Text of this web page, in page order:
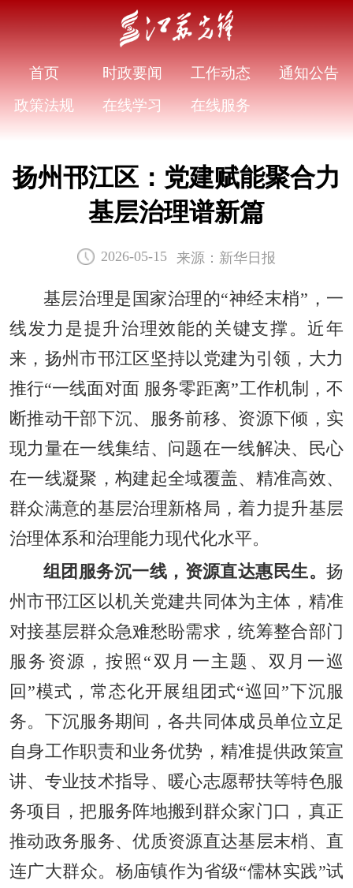
首页 时政要闻 工作动态
通知公告
政策法规
在线学习 在线服务
扬州邗江区：党建赋能聚合力
基层治理谱新篇
2026-05-15 来源：新华日报
基层治理是国家治理的“神经末梢”，一
线发力是提升治理效能的关键支撑。近年
来，扬州市邗江区坚持以党建为引领，大力
推行“一线面对面 服务零距离”工作机制，不
断推动干部下沉、服务前移、资源下倾，实
现力量在一线集结、问题在一线解决、民心
在一线凝聚，构建起全域覆盖、精准高效、
群众满意的基层治理新格局，着力提升基层
治理体系和治理能力现代化水平。
组团服务沉一线，资源直达惠民生。扬
州市邗江区以机关党建共同体为主体，精准
对接基层群众急难愁盼需求，统筹整合部门
服务资源，按照“双月一主题、双月一巡
回”模式，常态化开展组团式“巡回”下沉服
务。下沉服务期间，各共同体成员单位立足
自身工作职责和业务优势，精准提供政策宣
讲、专业技术指导、暖心志愿帮扶等特色服
务项目，把服务阵地搬到群众家门口，真正
推动政务服务、优质资源直达基层末梢、直
连广大群众。杨庙镇作为省级“儒林实践”试